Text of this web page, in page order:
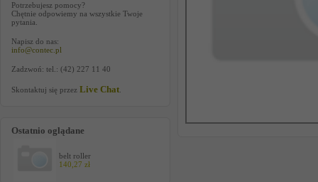
Potrzebujesz pomocy?
Chętnie odpowiemy na wszystkie Twoje
pytania.
Napisz do nas:
info@contec.pl
Zadzwoń: tel.: (42) 227 11 40
Skontaktuj się przez Live Chat
Ostatnio oglądane
belt roller
140,27 zł